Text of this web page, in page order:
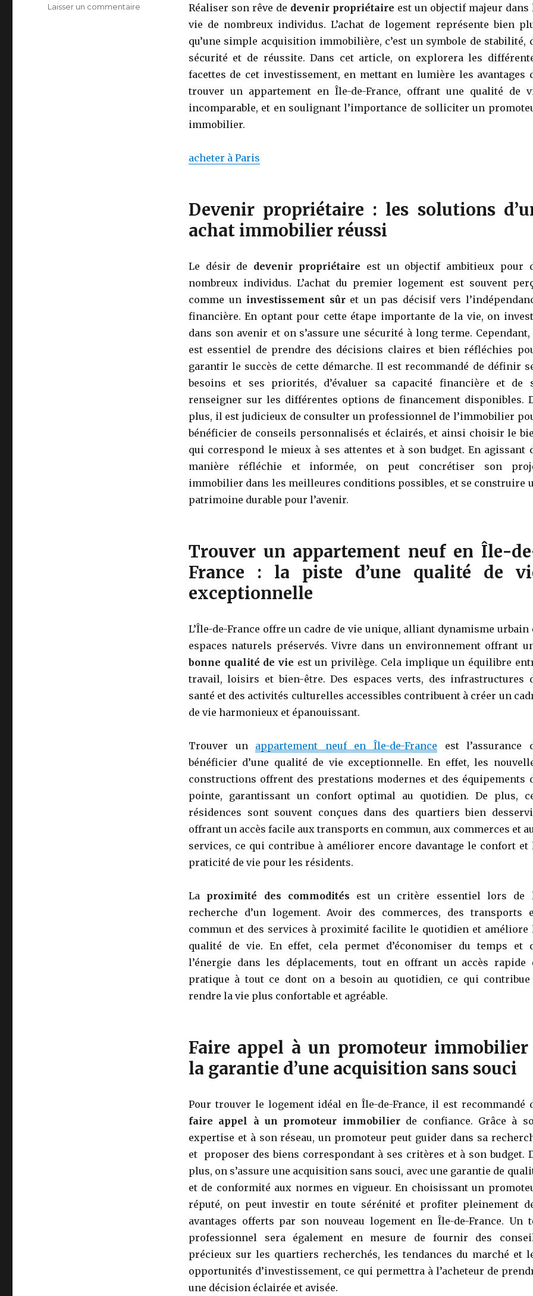
Réaliser son rêve de devenir propriétaire est un objectif majeur dans
vie de nombreux individus. L’achat de logement représente bien
qu’une simple acquisition immobilière, c’est un symbole de stabilité,
sécurité et de réussite. Dans cet article, on explorera les
facettes de cet investissement, en mettant en lumière les avantages
trouver un appartement en Île-de-France, offrant une qualité de
incomparable, et en soulignant l’importance de solliciter un
immobilier.
acheter à Paris
Devenir propriétaire : les solutions
achat immobilier réussi
Le désir de devenir propriétaire est un objectif ambitieux pour
nombreux individus. L’achat du premier logement est souvent
comme un investissement sûret un pas décisif vers
financière. En optant pour cette étape importante de la vie, on
dans son avenir et on s’assure une sécurité à long terme.
est essentiel de prendre des décisions claires et bien réfléchies
garantir le succès de cette démarche. Il est recommandé de définir
besoins et ses priorités, d’évaluer sa capacité financière et de
renseigner sur les différentes options de financement disponibles.
plus, il est judicieux de consulter un professionnel de l’immobilier
bénéficier de conseils personnalisés et éclairés, et ainsi choisir le
qui correspond le mieux à ses attentes et à son budget. En agissant
manière réfléchie et informée, on peut concrétiser son
immobilier dans les meilleures conditions possibles, et se construire
patrimoine durable pour l’avenir.
Trouver un appartement neuf en Île-
France : la piste d’une qualité de
exceptionnelle
L’Île-de-France offre un cadre de vie unique, alliant dynamisme urbain
espaces naturels préservés. Vivre dans un environnement offrant
bonne qualité de vie est un privilège. Cela implique un équilibre
travail, loisirs et bien-être. Des espaces verts, des infrastructures
santé et des activités culturelles accessibles contribuent à créer un
de vie harmonieux et épanouissant.
Trouver un appartement neuf en Île-de-France est l’assurance
bénéficier d’une qualité de vie exceptionnelle. En effet, les
constructions offrent des prestations modernes et des équipements
pointe, garantissant un confort optimal au quotidien. De plus,
résidences sont souvent conçues dans des quartiers bien
offrant un accès facile aux transports en commun, aux commerces et
services, ce qui contribue à améliorer encore davantage le confort et
praticité de vie pour les résidents.
La proximité des commodités est un critère essentiel lors de
recherche d’un logement. Avoir des commerces, des transports
commun et des services à proximité facilite le quotidien et améliore
qualité de vie. En effet, cela permet d’économiser du temps et
l’énergie dans les déplacements, tout en offrant un accès rapide
pratique à tout ce dont on a besoin au quotidien, ce qui contribue
rendre la vie plus confortable et agréable.
Faire appel à un promoteur immobilier
la garantie d’une acquisition sans souci
Pour trouver le logement idéal en Île-de-France, il est recommandé
faire appel à un promoteur immobilier de confiance. Grâce à
expertise et à son réseau, un promoteur peut guider dans sa
et proposer des biens correspondant à ses critères et à son budget.
plus, on s’assure une acquisition sans souci, avec une garantie de
et de conformité aux normes en vigueur. En choisissant un
réputé, on peut investir en toute sérénité et profiter pleinement
avantages offerts par son nouveau logement en Île-de-France. Un
professionnel sera également en mesure de fournir des
précieux sur les quartiers recherchés, les tendances du marché et
opportunités d’investissement, ce qui permettra à l’acheteur de
une décision éclairée et avisée.
Laisser un commentaire